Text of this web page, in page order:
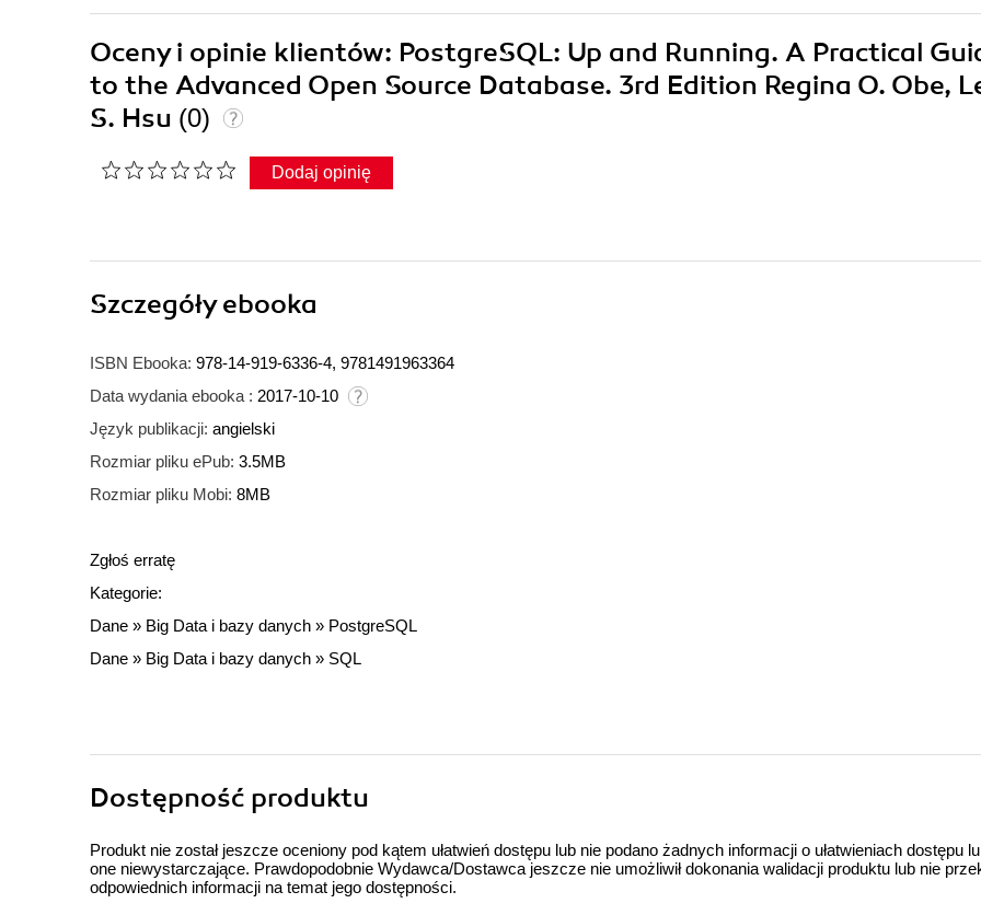
Oceny i opinie klientów: PostgreSQL: Up and Running. A Practical
to the Advanced Open Source Database. 3rd Edition Regina O. Obe,
S. Hsu (0)
Dodaj opinię
Szczegółyebooka
ISBN Ebooka: 978-14-919-6336-4, 9781491963364
Data wydania ebooka : 2017-10-10
Język publikacji: angielski
Rozmiar pliku ePub: 3.5MB
Rozmiar pliku Mobi: 8MB
Zgłoś erratę
Kategorie:
Dane » Big Data i bazy danych » PostgreSQL
Dane » Big Data i bazy danych » SQL
Dostępność produktu
Produkt nie został jeszcze oceniony pod kątem ułatwień dostępu lub nie podano żadnych informacji o ułatwieniach dostępu
one niewystarczające. Prawdopodobnie Wydawca/Dostawca jeszcze nie umożliwił dokonania walidacji produktu lub nie
odpowiednich informacji na temat jego dostępności.